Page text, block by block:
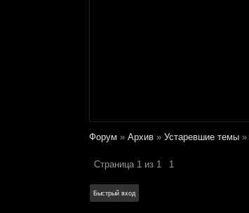
Форум » Архив » Устаревшие темы »
Страница 1 из 1 1